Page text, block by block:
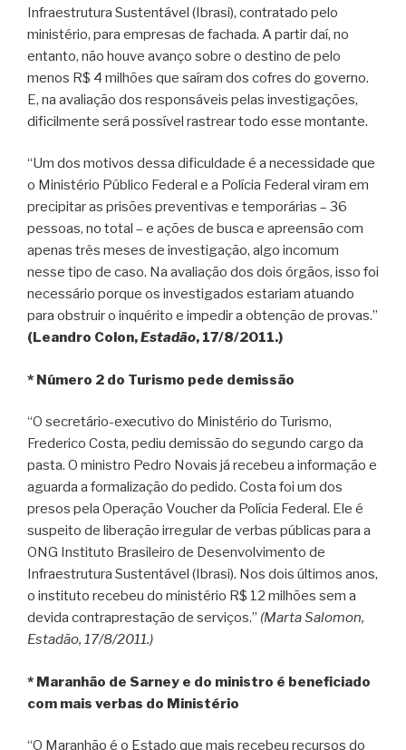
Infraestrutura Sustentável (Ibrasi), contratado pelo
ministério, para empresas de fachada. A partir daí, no
entanto, não houve avanço sobre o destino de pelo
menos R$ 4 milhões que saíram dos cofres do governo.
E, na avaliação dos responsáveis pelas investigações,
dificilmente será possível rastrear todo esse montante.
“Um dos motivos dessa dificuldade é a necessidade que
o Ministério Público Federal e a Polícia Federal viram em
precipitar as prisões preventivas e temporárias – 36
pessoas, no total – e ações de busca e apreensão com
apenas três meses de investigação, algo incomum
nesse tipo de caso. Na avaliação dos dois órgãos, isso foi
necessário porque os investigados estariam atuando
para obstruir o inquérito e impedir a obtenção de provas.”
(Leandro Colon,Estadão, 17/8/2011.)
* Número 2 do Turismo pede demissão
“O secretário-executivo do Ministério do Turismo,
Frederico Costa, pediu demissão do segundo cargo da
pasta. O ministro Pedro Novais já recebeu a informação e
aguarda a formalização do pedido. Costa foi um dos
presos pela Operação Voucher da Polícia Federal. Ele é
suspeito de liberação irregular de verbas públicas para a
ONG Instituto Brasileiro de Desenvolvimento de
Infraestrutura Sustentável (Ibrasi). Nos dois últimos anos,
o instituto recebeu do ministério R$ 12 milhões sem a
devida contraprestação de serviços.” (Marta Salomon,
Estadão, 17/8/2011.)
* Maranhão de Sarney e do ministro é beneficiado
com mais verbas do Ministério
“O Maranhão é o Estado que mais recebeu recursos do